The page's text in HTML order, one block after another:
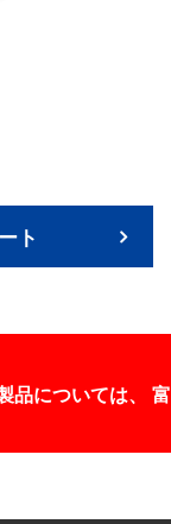
ト
品については、 富